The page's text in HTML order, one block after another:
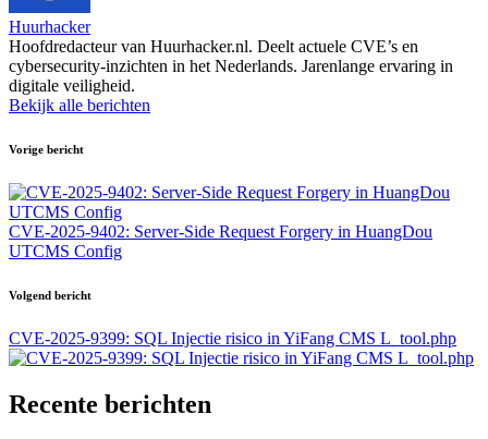
Huurhacker
Hoofdredacteur van Huurhacker.nl. Deelt actuele CVE’s en
cybersecurity-inzichten in het Nederlands. Jarenlange ervaring in
digitale veiligheid.
Bekijk alle berichten
Bericht
navigatie
Vorige bericht
CVE-2025-9402: Server-Side Request Forgery in HuangDou
UTCMS Config
Volgend bericht
CVE-2025-9399: SQL Injectie risico in YiFang CMS L_tool.php
Recente berichten